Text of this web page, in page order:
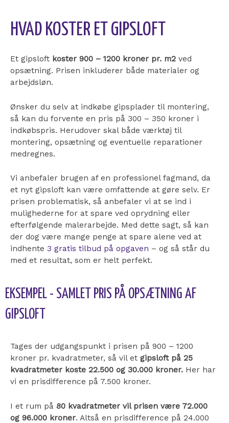
HVAD KOSTER ET GIPSLOFT
Et gipsloft koster 900 – 1200 kroner pr. m2 ved
opsætning. Prisen inkluderer både materialer og
arbejdsløn.
Ønsker du selv at indkøbe gipsplader til montering,
så kan du forvente en pris på 300 – 350 kroner i
indkøbspris. Herudover skal både værktøj til
montering, opsætning og eventuelle reparationer
medregnes.
Vi anbefaler brugen af en professionel fagmand, da
et nyt gipsloft kan være omfattende at gøre selv. Er
prisen problematisk, så anbefaler vi at se ind i
mulighederne for at spare ved oprydning eller
efterfølgende malerarbejde. Med dette sagt, så kan
der dog være mange penge at spare alene ved at
indhente 3 gratis tilbud på opgaven – og så står du
med et resultat, som er helt perfekt.
EKSEMPEL - SAMLET PRIS PÅ OPSÆTNING AF
GIPSLOFT
Tages der udgangspunkt i prisen på 900 – 1200
kroner pr. kvadratmeter, så vil et gipsloft på 25
kvadratmeter koste 22.500 og 30.000 kroner. Her har
vi en prisdifference på 7.500 kroner.
I et rum på 80 kvadratmeter vil prisen være 72.000
og 96.000 kroner. Altså en prisdifference på 24.000